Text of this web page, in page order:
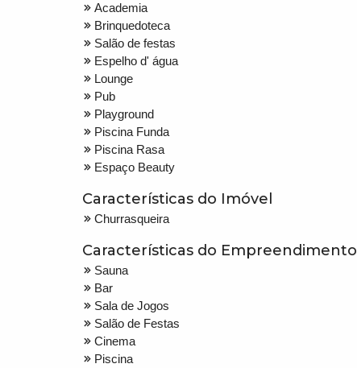
Academia
Brinquedoteca
Salão de festas
Espelho d' água
Lounge
Pub
Playground
Piscina Funda
Piscina Rasa
Espaço Beauty
Características do Imóvel
Churrasqueira
Características do Empreendimento
Sauna
Bar
Sala de Jogos
Salão de Festas
Cinema
Piscina